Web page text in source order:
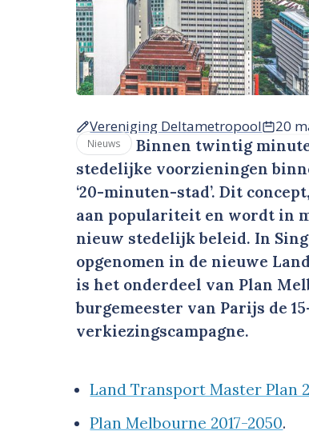
Vereniging Deltametropool 20
Nieuws
Binnen twintig
stedelijke voorzieningen
‘20-minuten-stad’. Dit
aan populariteit en wordt in
nieuw stedelijk beleid. In
opgenomen in de nieuwe
is het onderdeel van Plan
burgemeester van Parijs de
verkiezingscampagne.
Land Transport Master Plan
Plan Melbourne 2017-2050.